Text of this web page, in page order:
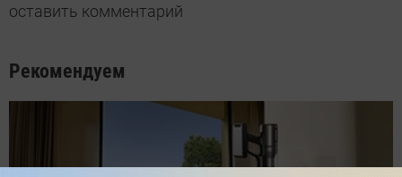
оставить комментарий
Рекомендуем